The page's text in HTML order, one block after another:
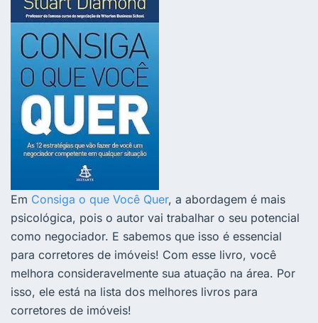
Em Consiga o que Você Quer, a abordagem é mais
psicológica, pois o autor vai trabalhar o seu potencial
como negociador. E sabemos que isso é essencial
para corretores de imóveis! Com esse livro, você
melhora consideravelmente sua atuação na área. Por
isso, ele está na lista dos melhores livros para
corretores de imóveis!